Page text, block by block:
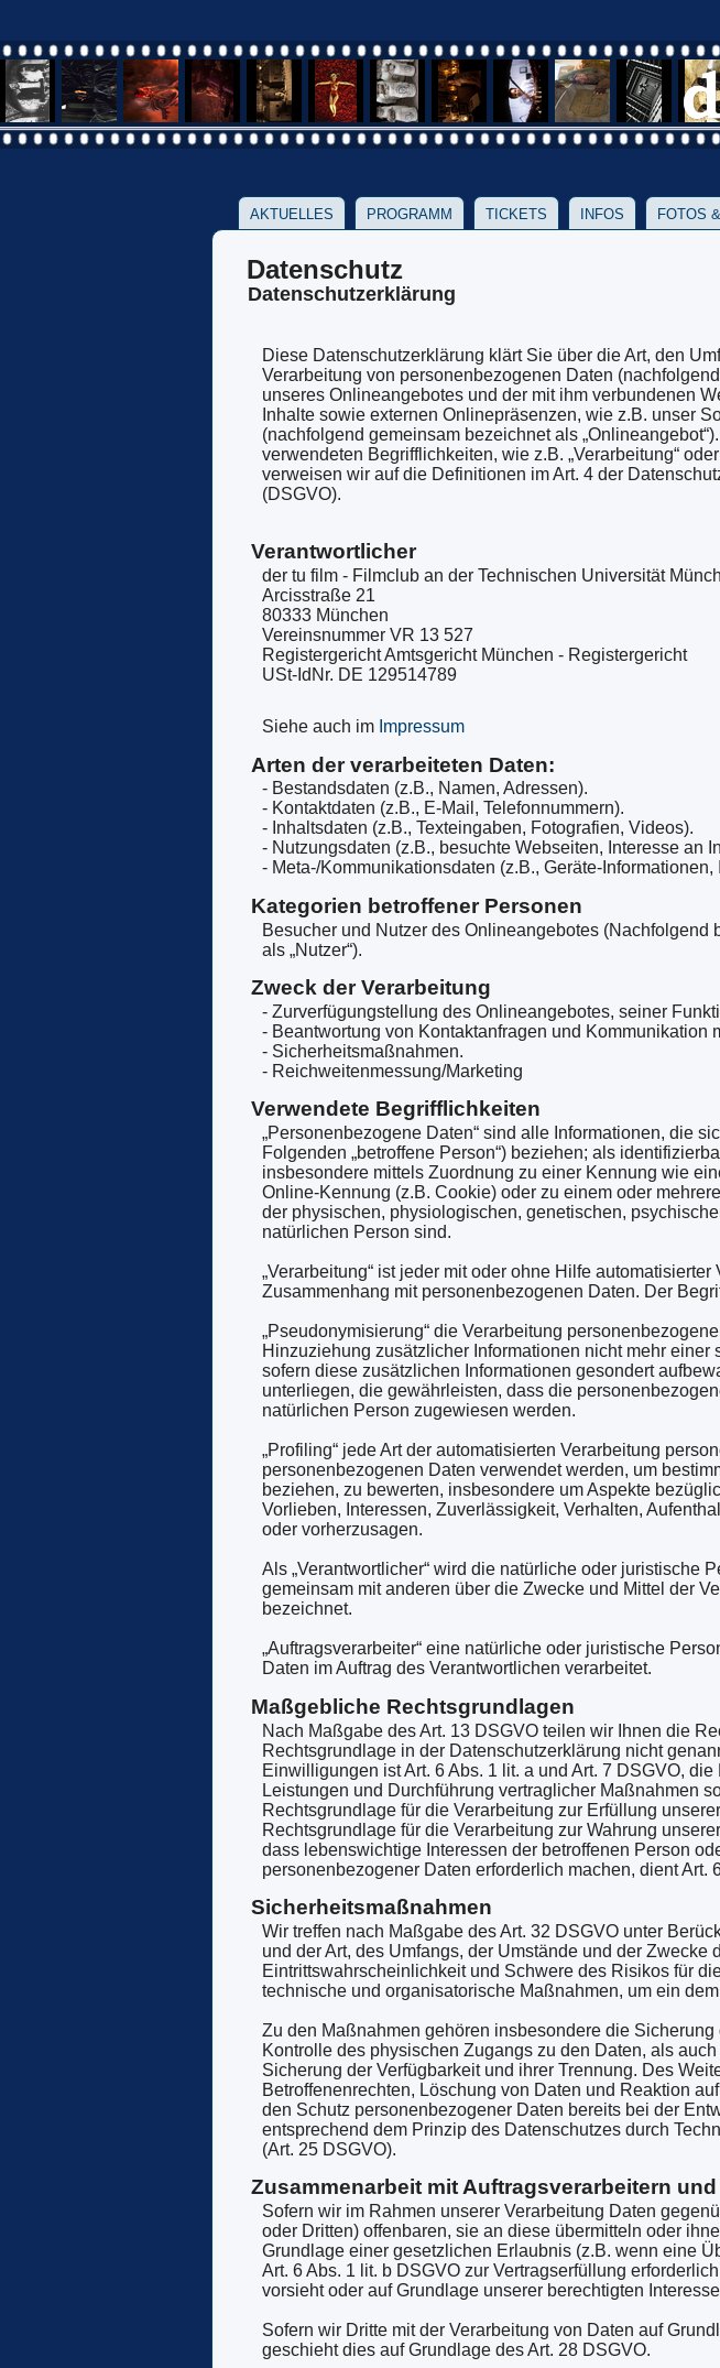
AKTUELLES PROGRAMM TICKETS INFOS FOTOS
Datenschutz
Datenschutzerklärung
Diese Datenschutzerklärung klärt Sie über die Art, den
Verarbeitung von personenbezogenen Daten
unseres Onlineangebotes und der mit ihm verbundenen
Inhalte sowie externen Onlinepräsenzen, wie z.B. unser
(nachfolgend gemeinsam bezeichnet als
verwendeten Begrifflichkeiten, wie z.B. „Verarbeitung“
verweisen wir auf die Definitionen im Art. 4 der
(DSGVO).
Verantwortlicher
der tu film - Filmclub an der Technischen Universität
Arcisstraße 21
80333 München
Vereinsnummer VR 13 527
Registergericht Amtsgericht München - Registergericht
USt-IdNr. DE 129514789
Siehe auch im Impressum
Arten der verarbeiteten Daten:
- Bestandsdaten (z.B., Namen, Adressen).
- Kontaktdaten (z.B., E-Mail, Telefonnummern).
- Inhaltsdaten (z.B., Texteingaben, Fotografien, Videos).
- Nutzungsdaten (z.B., besuchte Webseiten, Interesse an
- Meta-/Kommunikationsdaten (z.B., Geräte-Informationen,
Kategorien betroffener Personen
Besucher und Nutzer des Onlineangebotes
als „Nutzer“).
Zweck der Verarbeitung
- Zurverfügungstellung des Onlineangebotes, seiner
- Beantwortung von Kontaktanfragen und Kommunikation
- Sicherheitsmaßnahmen.
- Reichweitenmessung/Marketing
Verwendete Begrifflichkeiten
„Personenbezogene Daten“ sind alle Informationen, die
Folgenden „betroffene Person“) beziehen; als
insbesondere mittels Zuordnung zu einer Kennung wie
Online-Kennung (z.B. Cookie) oder zu einem oder
der physischen, physiologischen, genetischen,
natürlichen Person sind.
„Verarbeitung“ ist jeder mit oder ohne Hilfe
Zusammenhang mit personenbezogenen Daten. Der
„Pseudonymisierung“ die Verarbeitung
Hinzuziehung zusätzlicher Informationen nicht mehr
sofern diese zusätzlichen Informationen gesondert
unterliegen, die gewährleisten, dass die
natürlichen Person zugewiesen werden.
„Profiling“ jede Art der automatisierten Verarbeitung
personenbezogenen Daten verwendet werden, um
beziehen, zu bewerten, insbesondere um Aspekte
Vorlieben, Interessen, Zuverlässigkeit, Verhalten,
oder vorherzusagen.
Als „Verantwortlicher“ wird die natürliche oder juristische
gemeinsam mit anderen über die Zwecke und Mittel der
bezeichnet.
„Auftragsverarbeiter“ eine natürliche oder juristische
Daten im Auftrag des Verantwortlichen verarbeitet.
Maßgebliche Rechtsgrundlagen
Nach Maßgabe des Art. 13 DSGVO teilen wir Ihnen die
Rechtsgrundlage in der Datenschutzerklärung nicht
Einwilligungen ist Art. 6 Abs. 1 lit. a und Art. 7 DSGVO,
Leistungen und Durchführung vertraglicher Maßnahmen
Rechtsgrundlage für die Verarbeitung zur Erfüllung
Rechtsgrundlage für die Verarbeitung zur Wahrung
dass lebenswichtige Interessen der betroffenen Person
personenbezogener Daten erforderlich machen, dient Art.
Sicherheitsmaßnahmen
Wir treffen nach Maßgabe des Art. 32 DSGVO unter
und der Art, des Umfangs, der Umstände und der
Eintrittswahrscheinlichkeit und Schwere des Risikos für
technische und organisatorische Maßnahmen, um ein
Zu den Maßnahmen gehören insbesondere die
Kontrolle des physischen Zugangs zu den Daten, als
Sicherung der Verfügbarkeit und ihrer Trennung. Des
Betroffenenrechten, Löschung von Daten und Reaktion
den Schutz personenbezogener Daten bereits bei der
entsprechend dem Prinzip des Datenschutzes durch
(Art. 25 DSGVO).
Zusammenarbeit mit Auftragsverarbeitern
Sofern wir im Rahmen unserer Verarbeitung Daten
oder Dritten) offenbaren, sie an diese übermitteln oder
Grundlage einer gesetzlichen Erlaubnis (z.B. wenn eine
Art. 6 Abs. 1 lit. b DSGVO zur Vertragserfüllung
vorsieht oder auf Grundlage unserer berechtigten
Sofern wir Dritte mit der Verarbeitung von Daten auf
geschieht dies auf Grundlage des Art. 28 DSGVO.